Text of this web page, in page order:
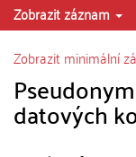
Zobrazit záznam
Zobrazit minimální
datových